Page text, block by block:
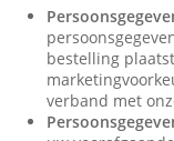
bestelling
verband met